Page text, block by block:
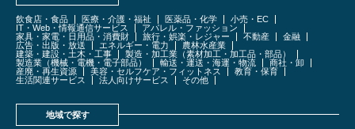
飲食店・食品 医療・介護・福祉 医薬品・化学
小売・EC
IT・Web・情報通信サービス
アパレル・ファッション
家具・家電・日用品・消費財
旅行・娯楽・レジャー 不動産
金融
広告・出版・放送
エネルギー・電力
農林水産業
建築・建設・土木・工事
製造・加工業（素材加工・加工品・部品）
製造業（機械・電機・電子部品）
輸送・運送・海運・物流
商社・卸
産廃・再生資源
美容・セルフケア・フィットネス
教育・保育
生活関連サービス
法人向けサービス その他
地域で探す